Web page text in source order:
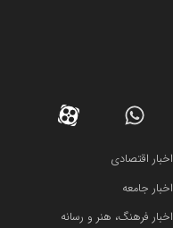
اخبار اقتصادی
اخبار جامعه
اخبار فرهنگ، هنر و رسانه